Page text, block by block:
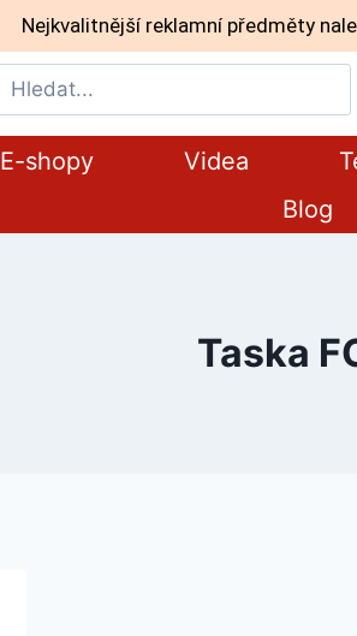
Nejkvalitnější reklamní předměty
E-shopy Videa
Blog
Taska